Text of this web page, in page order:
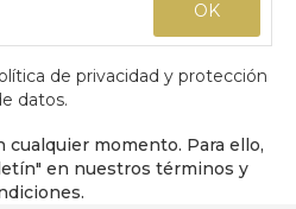
de privacidad y protección
datos.
cualquier momento. Para ello,
en nuestros términos y